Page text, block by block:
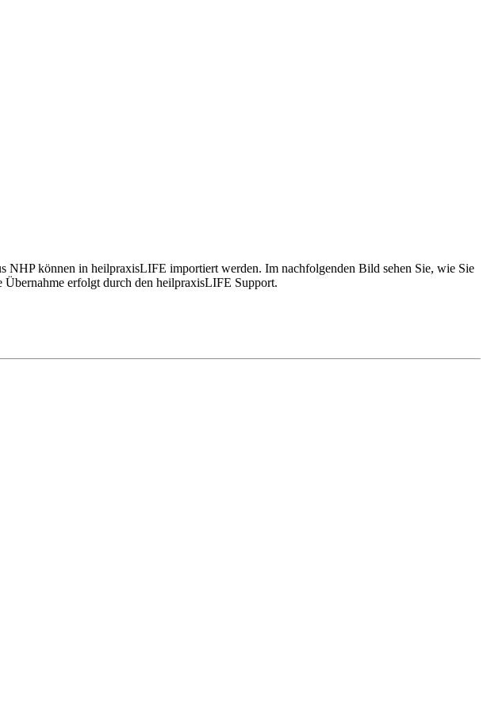
können in heilpraxisLIFE importiert werden. Im nachfolgenden Bild sehen Sie, wie Sie
erfolgt durch den heilpraxisLIFE Support.